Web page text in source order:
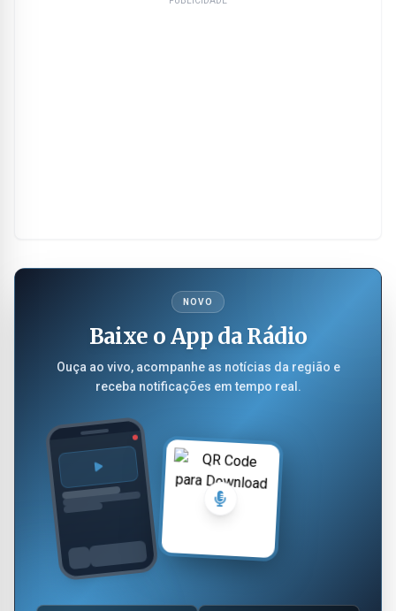
NOVO
Baixe o App da Rádio
Ouça ao vivo, acompanhe as notícias da região e
receba notificações em tempo real.